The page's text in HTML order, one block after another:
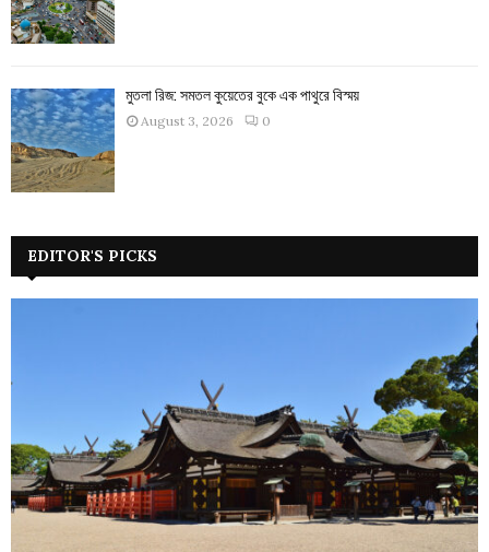
মুতলা রিজ: সমতল কুয়েতের বুকে এক পাথুরে বিস্ময়
August 3, 2026 0
EDITOR'S PICKS